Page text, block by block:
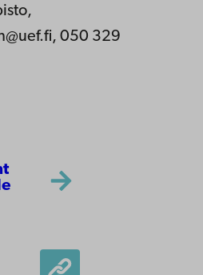
050 329